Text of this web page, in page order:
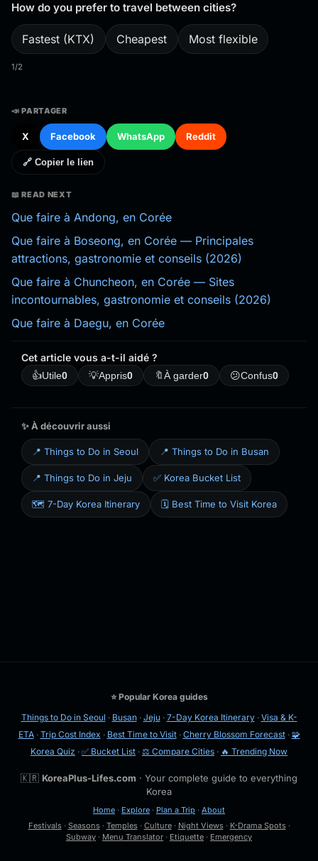
How do you prefer to travel between cities?
Fastest (KTX) Cheapest Most flexible
1/2
📣 PARTAGER
X Facebook WhatsApp Reddit
🔗 Copier le lien
📖 READ NEXT
Que faire à Andong, en Corée
Que faire à Boseong, en Corée — Principales
attractions, gastronomie et conseils (2026)
Que faire à Chuncheon, en Corée — Sites
incontournables, gastronomie et conseils (2026)
Que faire à Daegu, en Corée
Cet article vous a-t-il aidé ?
👍Utile0 💡Appris0 🔖À garder0 😕Confus0
✨ À découvrir aussi
📍 Things to Do in Seoul 📍 Things to Do in Busan
📍 Things to Do in Jeju ✅ Korea Bucket List
🗺️ 7-Day Korea Itinerary 🗓️ Best Time to Visit Korea
⭐ Popular Korea guides
Things to Do in Seoul · Busan· Jeju· 7-Day Korea Itinerary· Visa & K-
ETA· Trip Cost Index · Best Time to Visit· Cherry Blossom Forecast· 🧩
Korea Quiz · ✅ Bucket List · ⚖️ Compare Cities · 🔥 Trending Now
🇰🇷 KoreaPlus-Lifes.com · Your complete guide to everything
Korea
Home · Explore · Plan a Trip · About
Festivals· Seasons· Temples· Culture· Night Views· K-Drama Spots·
Subway · Menu Translator · Etiquette · Emergency